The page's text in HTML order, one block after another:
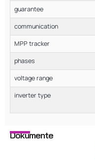
guarantee
communication
MPP tracker
phases
voltage range
inverter type
Dokumente